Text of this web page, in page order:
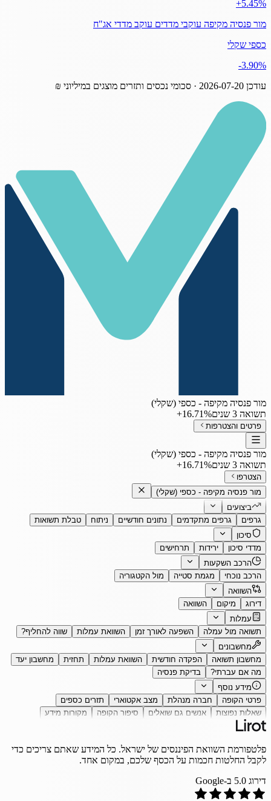
‎+5.45%
מור פנסיה מקיפה עוקבי מדדים עוקב מדדי אג"ח
כספי שקלי
‎-3.90%
עודכן 2026-07-20 · סכומי נכסים ותזרים מוצגים במיליוני ₪
מור פנסיה מקיפה - כספי (שקלי)
תשואה 3 שנים
‎+16.71%
פרטים והצטרפות
מור פנסיה מקיפה - כספי (שקלי)
תשואה 3 שנים
‎+16.71%
הצטרפו
מור פנסיה מקיפה - כספי (שקלי)
ביצועים
גרפים
גרפים מתקדמים נתונים חודשיים ניתוח
טבלת תשואות
סיכון
מדדי סיכון
ירידות
תרחישים
הרכב השקעות
הרכב נוכחי
מגמת סטייה
מול הקטגוריה
השוואה
דירוג
מיקום
השוואה
עמלות
תשואה מול עמלה
השפעה לאורך זמן השוואת עמלות
שווה להחליף?
מחשבונים
מחשבון תשואה
הפקדה חודשית השוואת עמלות תחזית
מחשבון יעד
מה אם עברתי?
בדיקת פנסיה
מידע נוסף
פרטי הקופה
חברה מנהלת מצב אקטוארי
תזרים כספים
שאלות נפוצות
אנשים גם שואלים סיפור הקופה מקורות מידע
פלטפורמת השוואת הפיננסים של ישראל. כל המידע שאתם צריכים כדי
לקבל החלטות חכמות על הכסף שלכם, במקום אחד.
דירוג 5.0 ב-Google